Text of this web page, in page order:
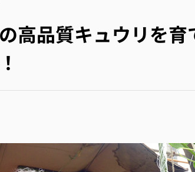
高品質キュウリを育